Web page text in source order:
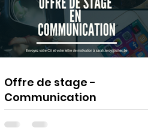
Offre de stage -
Communication